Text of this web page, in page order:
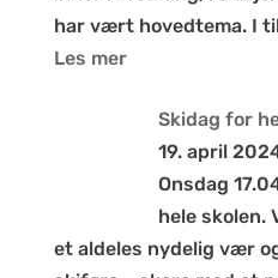
har vært hovedtema. I
Les mer
Skidag for
19. april
Onsdag
hele skolen.
et aldeles nydelig vær